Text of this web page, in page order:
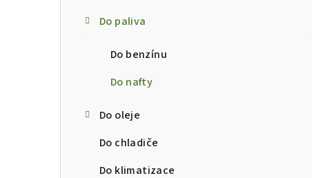
Do paliva
Do benzínu
Do nafty
Do oleje
Do chladiče
Do klimatizace